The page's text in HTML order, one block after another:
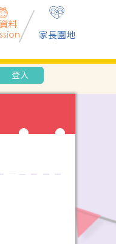
料
家長園地
登入